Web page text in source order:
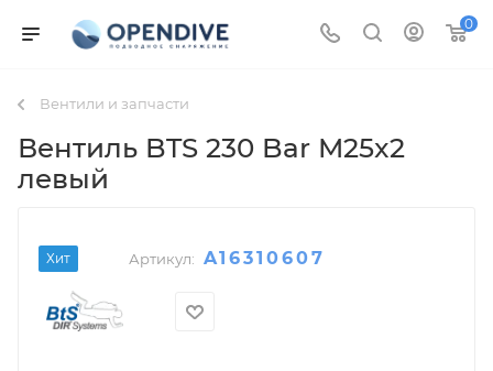
0
Вентили и запчасти
Вентиль BTS 230 Bar M25x2
левый
Хит Артикул: A16310607